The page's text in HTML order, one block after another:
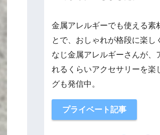
金属アレルギーでも使える素
とで、おしゃれが格段に楽し
なじ金属アレルギーさんが、
れるくらいアクセサリーを楽
グも発信中。
プライベート記事